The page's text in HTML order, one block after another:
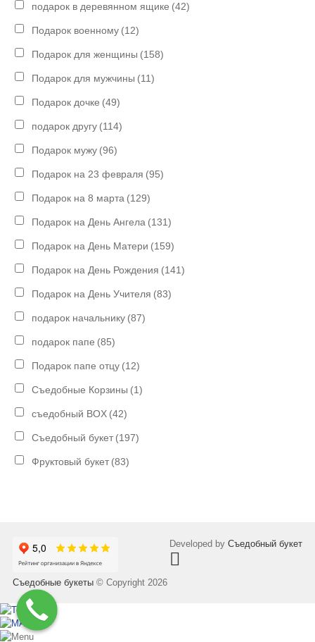
подарок в деревянном ящике (42)
Подарок военному (12)
Подарок для женщины (158)
Подарок для мужчины (11)
Подарок дочке (49)
подарок другу (114)
Подарок мужу (96)
Подарок на 23 февраля (95)
Подарок на 8 марта (129)
Подарок на День Ангела (131)
Подарок на День Матери (159)
Подарок на День Рождения (141)
Подарок на День Учителя (83)
подарок начальнику (87)
подарок папе (85)
Подарок папе отцу (12)
Съедобные Корзины (1)
съедобный BOX (42)
Съедобный букет (197)
Фруктовый букет (83)
Съедобные букеты © Copyright 2026
Developed byСъедобный букет